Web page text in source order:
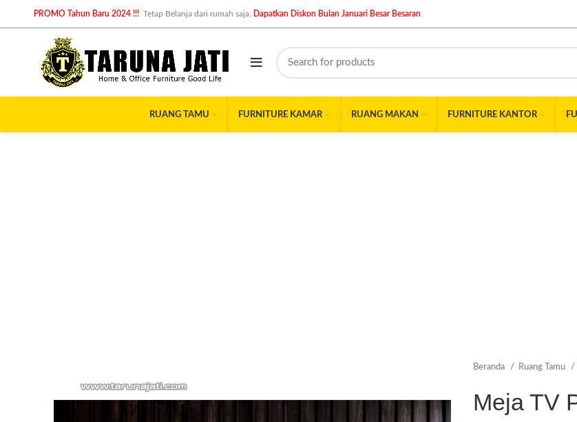
PROMO Tahun Baru 2024 !!! Tetap Belanja dari rumah saja, Dapatkan Diskon Bulan Januari Besar Besaran
RUANG TAMU FURNITURE KAMAR RUANG MAKAN FURNITURE KANTOR
Beranda Ruang Tamu
Meja TV